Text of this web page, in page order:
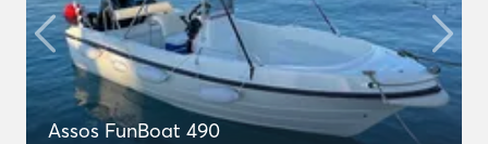
Assos FunBoat 490